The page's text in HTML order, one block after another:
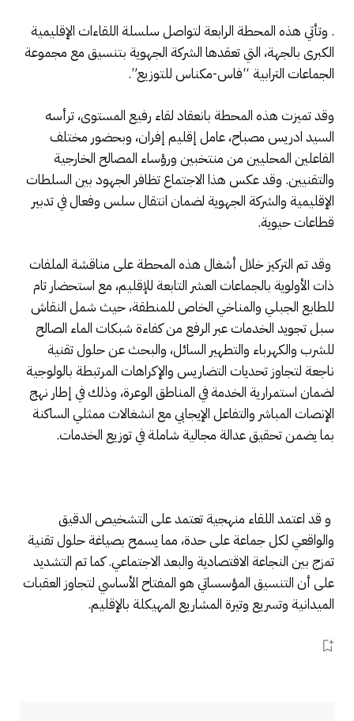
. وتأتي هذه المحطة الرابعة لتواصل سلسلة اللقاءات الإقليمية
الكبرى بالجهة، التي تعقدها الشركة الجهوية بتنسيق مع مجموعة
الجماعات الترابية “فاس-مكناس للتوزيع”.
​وقد تميزت هذه المحطة بانعقاد لقاء رفيع المستوى، ترأسه
السيد ادريس مصباح، عامل إقليم إفران، وبحضور مختلف
الفاعلين المحليين من منتخبين ورؤساء المصالح الخارجية
والتقنيين. وقد عكس هذا الاجتماع تظافر الجهود بين السلطات
الإقليمية والشركة الجهوية لضمان انتقال سلس وفعال في تدبير
قطاعات حيوية.
​ وقد تم التركيز خلال أشغال هذه المحطة على مناقشة الملفات
ذات الأولوية بالجماعات العشر التابعة للإقليم، مع استحضار تام
للطابع الجبلي والمناخي الخاص للمنطقة، حيث شمل النقاش
سبل تجويد الخدمات عبر الرفع من كفاءة شبكات الماء الصالح
للشرب والكهرباء والتطهير السائل، والبحث عن حلول تقنية
ناجعة لتجاوز تحديات التضاريس والإكراهات المرتبطة بالولوجية
لضمان استمرارية الخدمة في المناطق الوعرة، وذلك في إطار نهج
الإنصات المباشر والتفاعل الإيجابي مع انشغالات ممثلي الساكنة
بما يضمن تحقيق عدالة مجالية شاملة في توزيع الخدمات.
​ و قد اعتمد اللقاء منهجية تعتمد على التشخيص الدقيق
والواقعي لكل جماعة على حدة، مما يسمح بصياغة حلول تقنية
تمزج بين النجاعة الاقتصادية والبعد الاجتماعي. كما تم التشديد
على أن التنسيق المؤسساتي هو المفتاح الأساسي لتجاوز العقبات
الميدانية وتسريع وتيرة المشاريع المهيكلة بالإقليم.